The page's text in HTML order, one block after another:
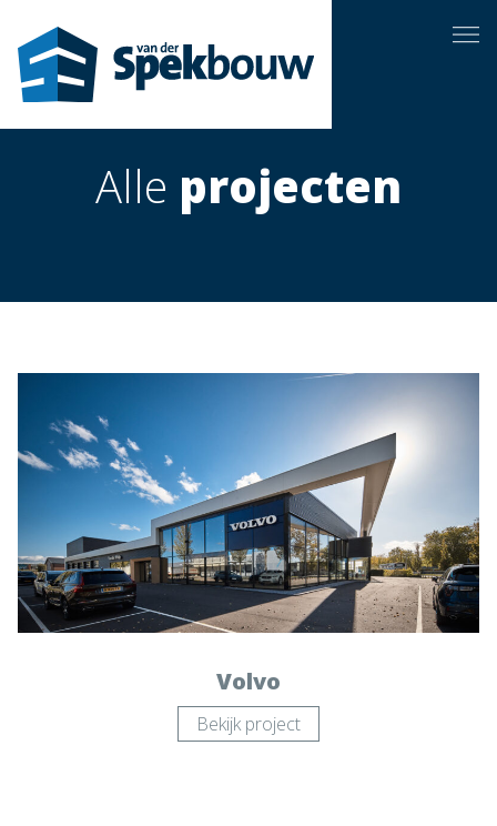
Alle projecten
Volvo
Bekijk project